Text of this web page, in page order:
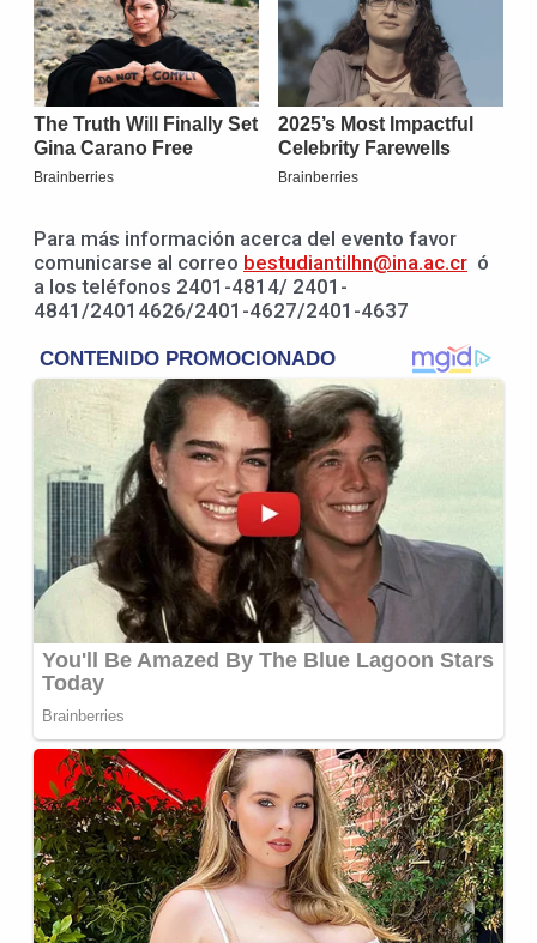
Para más información acerca del evento favor
comunicarse al correo bestudiantilhn@ina.ac.cr ó
a los teléfonos 2401-4814/ 2401-
4841/24014626/2401-4627/2401-4637